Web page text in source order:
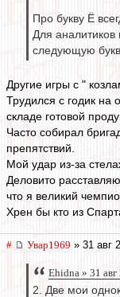
Про букву Ё
Для аналитиков
следующую
Другие игры с "
Трудился с годик на
складе готовой
Часто собирал
препятствий.
Мой удар из-за
Деловито
что я великий
Хрен бы кто из
# Увар1969 » 31 авг
Ehidna » 31
2. Две мои